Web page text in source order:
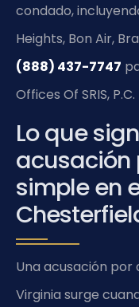
condado,
Heights, Bon Air,
(888) 437-7747
Offices Of SRIS,
Lo que
acusación
simple en
Una acusación por
Virginia surge